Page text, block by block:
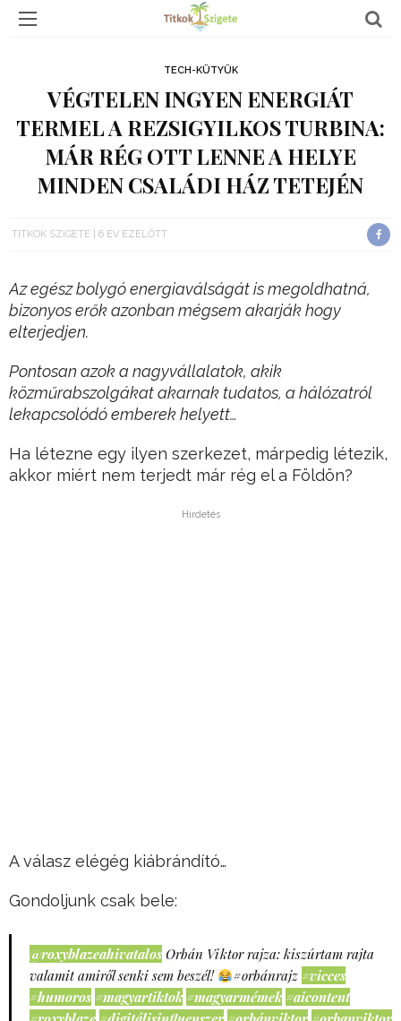
TECH-KÜTYÜK
VÉGTELEN INGYEN ENERGIÁT
TERMEL A REZSIGYILKOS TURBINA:
MÁR RÉG OTT LENNE A HELYE
MINDEN CSALÁDI HÁZ TETEJÉN
TITKOK SZIGETE 6 ÉV EZELŐTT
Az egész bolygó energiaválságát is megoldhatná,
bizonyos erők azonban mégsem akarják hogy
elterjedjen.
Pontosan azok a nagyvállalatok, akik
közműrabszolgákat akarnak tudatos, a hálózatról
lekapcsolódó emberek helyett…
Ha létezne egy ilyen szerkezet, márpedig létezik,
akkor miért nem terjedt már rég el a Földön?
Hirdetés
A válasz elégég kiábrándító…
Gondoljunk csak bele:
@roxyblazeahivatalos Orbán Viktor rajza: kiszúrtam rajta
valamit amiről senki sem beszél!
#orbánrajz #vicces
#humoros #magyartiktok #magyarmémek #aicontent